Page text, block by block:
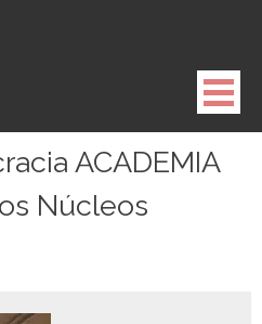
ACADEMIA
Núcleos